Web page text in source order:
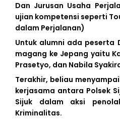
Dan Jurusan Usaha
ujian kompetensi seperti
dalam Perjalanan)
Untuk alumni ada peserta
magang ke Jepang yaitu
Prasetyo, dan Nabila
Terakhir, beliau
kerjasama antara Polsek
Sijuk dalam aksi
Kriminalitas.